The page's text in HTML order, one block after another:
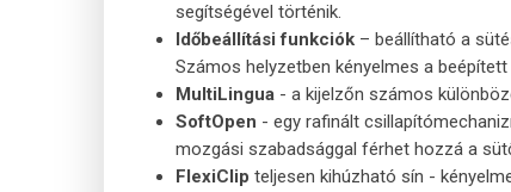
segítségével történik.
Időbeállítási funkciók – beállítható a
Számos helyzetben kényelmes a
MultiLingua - a kijelzőn számos
SoftOpen - egy rafinált
mozgási szabadsággal férhet hozzá a
FlexiClip teljesen kihúzható sín -